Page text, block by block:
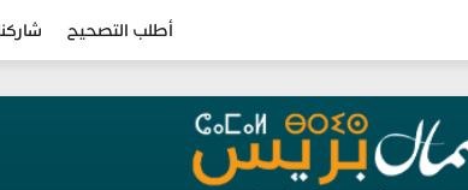
أطلب التصحيح